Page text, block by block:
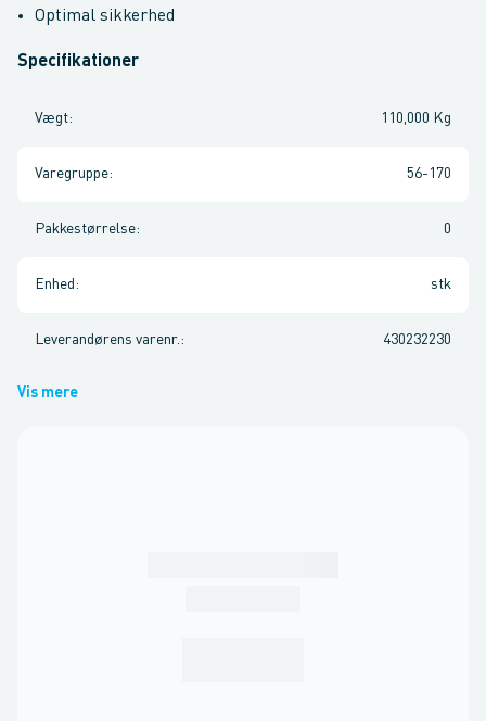
Optimal sikkerhed
Specifikationer
Vægt: 110,000 Kg
Varegruppe: 56-170
Pakkestørrelse: 0
Enhed : stk
Leverandørens varenr. : 430232230
Vis mere